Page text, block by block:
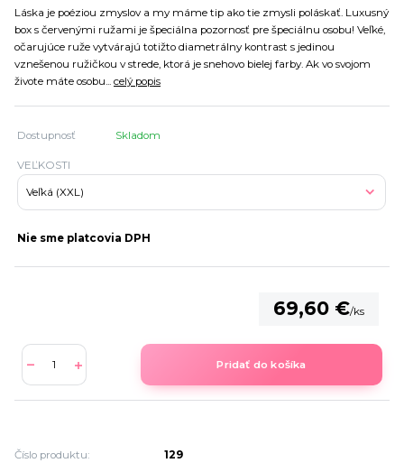
Láska je poéziou zmyslov a my máme tip ako tie zmysli poláskať. Luxusný
box s červenými ružami je špeciálna pozornosť pre špeciálnu osobu! Veľké,
očarujúce ruže vytvárajú totižto diametrálny kontrast s jedinou
vznešenou ružičkou v strede, ktorá je snehovo bielej farby. Ak vo svojom
živote máte osobu... celý popis
Dostupnosť Skladom
VEĽKOSTI
Nie sme platcovia DPH
69,60 €/ks
Pridať do košíka
Číslo produktu:
129